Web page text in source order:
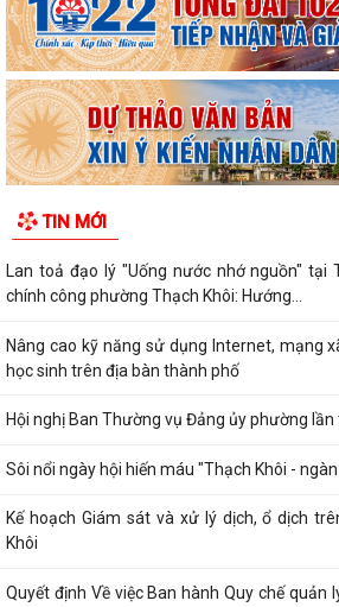
TIN MỚI
Lan toả đạo lý "Uống nước nhớ nguồn" tại
chính công phường Thạch Khôi: Hướng...
Nâng cao kỹ năng sử dụng Internet, mạng
học sinh trên địa bàn thành phố
Hội nghị Ban Thường vụ Đảng ủy phường lần
Sôi nổi ngày hội hiến máu "Thạch Khôi -
Kế hoạch Giám sát và xử lý dịch, ổ dịch
Khôi
Quyết định Về việc Ban hành Quy chế quản